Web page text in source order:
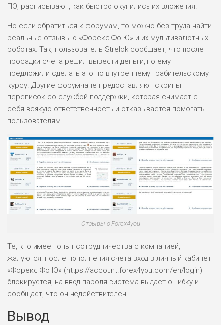
ПОДОЙДЕТ
0
РИСКИ: НИЗКИЕ
ДОХОД: СРЕДНИЙ
ОБЗОР
ПО, расписывают, как быстро окупились их вложения.
Но если обратиться к форумам, то можно без труда найти
реальные отзывы о «Форекс Фо Ю» и их мультивалютных
роботах. Так, пользователь Strelok сообщает, что после
просадки счета решил вывести деньги, но ему
предложили сделать это по внутреннему грабительскому
курсу. Другие форумчане предоставляют скрины
переписок со службой поддержки, которая снимает с
себя всякую ответственность и отказывается помогать
пользователям.
Отзывы о Forex4you
Те, кто имеет опыт сотрудничества с компанией,
жалуются: после пополнения счета вход в личный кабинет
«Форекс Фо Ю» (https://account.forex4you.com/en/login)
блокируется, на ввод пароля система выдает ошибку и
сообщает, что он недействителен.
Вывод